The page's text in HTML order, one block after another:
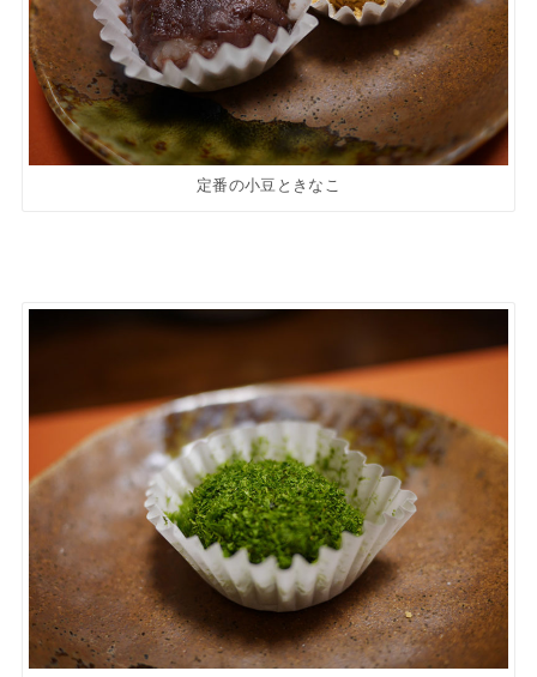
定番の小豆ときなこ